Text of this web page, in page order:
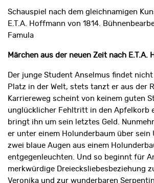
Schauspiel nach dem gleichnamigen
E.T.A. Hoffmann von 1814.
Famula
Märchen aus der neuen Zeit nach E.T.A.
Der junge Student Anselmus findet
Platz in der Welt, stets tanzt er aus der
Karriereweg scheint von keinem guten
unglücklicher Fehltritt in den Apfelkorb
bringt ihn um sein letztes Geld.
er unter einem Holunderbaum über sein
zwei blaue Augen aus einem
entgegenleuchten. Und so beginnt für
merkwürdige Dreiecksliebesbeziehung
Veronika und zur wunderbaren